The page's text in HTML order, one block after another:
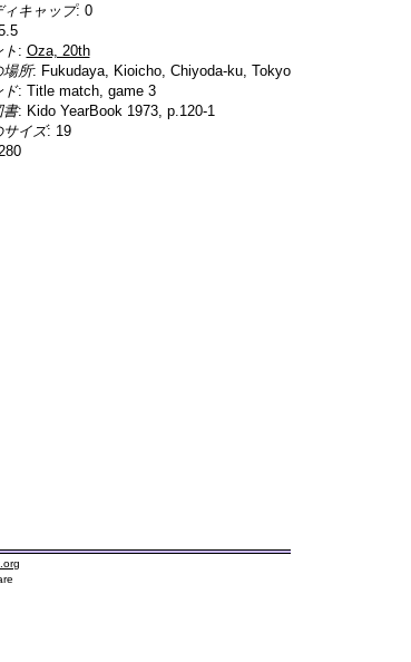
キャップ: 0
: Oza, 20th
場所: Fukudaya, Kioicho, Chiyoda-ku, Tokyo
ド: Title match, game 3
書: Kido YearBook 1973, p.120-1
サイズ: 19